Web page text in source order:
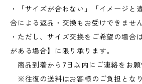
・「サイズが合わない」「イメージと
合による返品・交換もお受けできません
・ただし、サイズ交換をご希望の場合
がある場合】に限り承ります。
商品到着から7日以内にご連絡をお願
※往復の送料はお客様のご負担となり